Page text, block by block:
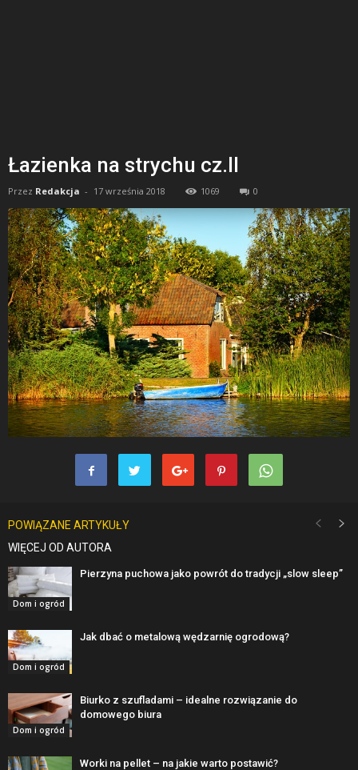
Łazienka na strychu cz.II
Przez Redakcja - 17 września 2018 1069 0
POWIĄZANE ARTYKUŁY
WIĘCEJ OD AUTORA
Dom i ogród
Pierzyna puchowa jako powrót do tradycji „slow sleep”
Dom i ogród
Jak dbać o metalową wędzarnię ogrodową?
Dom i ogród
Biurko z szufladami – idealne rozwiązanie do
domowego biura
Worki na pellet – na jakie warto postawić?